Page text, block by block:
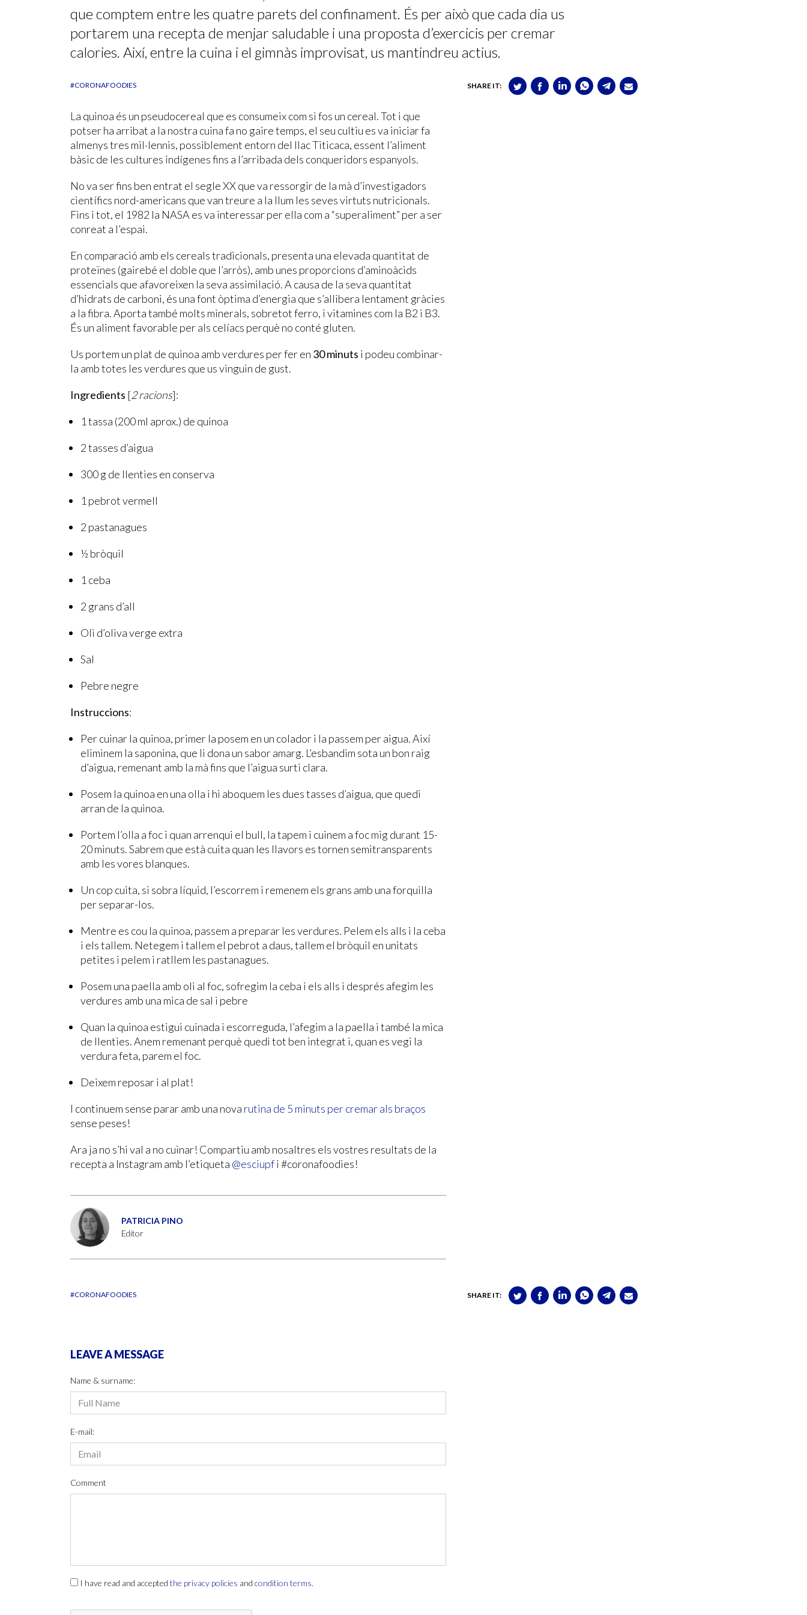
que comptem entre les quatre parets del confinament. És per això que cada dia us
portarem una recepta de menjar saludable i una proposta d’exercicis per cremar
calories. Així, entre la cuina i el gimnàs improvisat, us mantindreu actius.
#CORONAFOODIES SHARE IT:
La quinoa és un pseudocereal que es consumeix com si fos un cereal. Tot i que
potser ha arribat a la nostra cuina fa no gaire temps, el seu cultiu es va iniciar fa
almenys tres mil·lennis, possiblement entorn del llac Titicaca, essent l’aliment
bàsic de les cultures indígenes fins a l’arribada dels conqueridors espanyols.
No va ser fins ben entrat el segle XX que va ressorgir de la mà d’investigadors
científics nord-americans que van treure a la llum les seves virtuts nutricionals.
Fins i tot, el 1982 la NASA es va interessar per ella com a “superaliment” per a ser
conreat a l’espai.
En comparació amb els cereals tradicionals, presenta una elevada quantitat de
proteïnes (gairebé el doble que l’arròs), amb unes proporcions d’aminoàcids
essencials que afavoreixen la seva assimilació. A causa de la seva quantitat
d’hidrats de carboni, és una font òptima d’energia que s’allibera lentament gràcies
a la fibra. Aporta també molts minerals, sobretot ferro, i vitamines com la B2 i B3.
És un aliment favorable per als celíacs perquè no conté gluten.
Us portem un plat de quinoa amb verdures per fer en 30 minuts i podeu combinar-
la amb totes les verdures que us vinguin de gust.
Ingredients [2 racions]:
1 tassa (200 ml aprox.) de quinoa
2 tasses d’aigua
300 g de llenties en conserva
1 pebrot vermell
2 pastanagues
½ bròquil
1 ceba
2 grans d’all
Oli d’oliva verge extra
Sal
Pebre negre
Instruccions:
Per cuinar la quinoa, primer la posem en un colador i la passem per aigua. Així
eliminem la saponina, que li dona un sabor amarg. L’esbandim sota un bon raig
d’aigua, remenant amb la mà fins que l’aigua surti clara.
Posem la quinoa en una olla i hi aboquem les dues tasses d’aigua, que quedi
arran de la quinoa.
Portem l’olla a foc i quan arrenqui el bull, la tapem i cuinem a foc mig durant 15-
20 minuts. Sabrem que està cuita quan les llavors es tornen semitransparents
amb les vores blanques.
Un cop cuita, si sobra líquid, l’escorrem i remenem els grans amb una forquilla
per separar-los.
Mentre es cou la quinoa, passem a preparar les verdures. Pelem els alls i la ceba
i els tallem. Netegem i tallem el pebrot a daus, tallem el bròquil en unitats
petites i pelem i ratllem les pastanagues.
Posem una paella amb oli al foc, sofregim la ceba i els alls i després afegim les
verdures amb una mica de sal i pebre
Quan la quinoa estigui cuinada i escorreguda, l’afegim a la paella i també la mica
de llenties. Anem remenant perquè quedi tot ben integrat i, quan es vegi la
verdura feta, parem el foc.
Deixem reposar i al plat!
I continuem sense parar amb una nova rutina de 5 minuts per cremar als braços
sense peses!
Ara ja no s’hi val a no cuinar! Compartiu amb nosaltres els vostres resultats de la
recepta a Instagram amb l’etiqueta @esciupfi #coronafoodies!
PATRICIA PINO
Editor
#CORONAFOODIES SHARE IT:
LEAVE A MESSAGE
Name & surname:
E-mail:
Comment
I have read and accepted the privacy policies and condition terms.